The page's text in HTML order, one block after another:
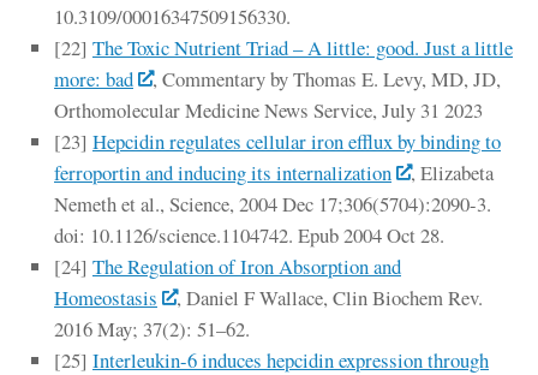
10.3109/00016347509156330.
[22] The Toxic Nutrient Triad – A little: good. Just a little
more: bad
, Commentary by Thomas E. Levy, MD, JD,
Orthomolecular Medicine News Service, July 31 2023
[23] Hepcidin regulates cellular iron efflux by binding to
ferroportin and inducing its internalization
, Elizabeta
Nemeth et al., Science, 2004 Dec 17;306(5704):2090-3.
doi: 10.1126/science.1104742. Epub 2004 Oct 28.
[24] The Regulation of Iron Absorption and
Homeostasis
, Daniel F Wallace, Clin Biochem Rev.
2016 May; 37(2): 51–62.
[25] Interleukin-6 induces hepcidin expression through